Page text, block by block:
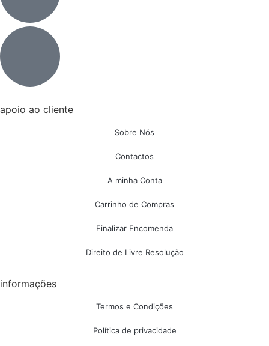
apoio ao cliente
Sobre Nós
Contactos
A minha Conta
Carrinho de Compras
Finalizar Encomenda
Direito de Livre Resolução
informações
Termos e Condições
Política de privacidade